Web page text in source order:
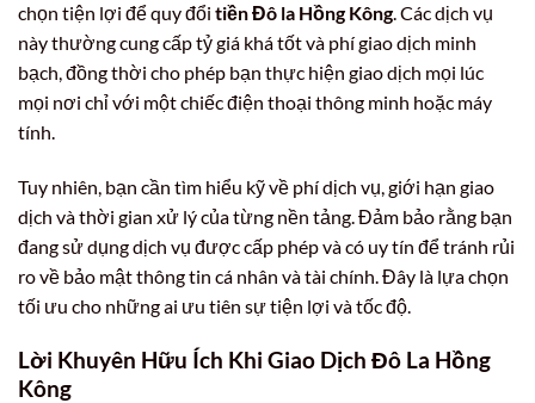
chọn tiện lợi để quy đổi tiền Đô la Hồng Kông. Các dịch vụ
này thường cung cấp tỷ giá khá tốt và phí giao dịch minh
bạch, đồng thời cho phép bạn thực hiện giao dịch mọi lúc
mọi nơi chỉ với một chiếc điện thoại thông minh hoặc máy
tính.
Tuy nhiên, bạn cần tìm hiểu kỹ về phí dịch vụ, giới hạn giao
dịch và thời gian xử lý của từng nền tảng. Đảm bảo rằng bạn
đang sử dụng dịch vụ được cấp phép và có uy tín để tránh rủi
ro về bảo mật thông tin cá nhân và tài chính. Đây là lựa chọn
tối ưu cho những ai ưu tiên sự tiện lợi và tốc độ.
Lời Khuyên Hữu Ích Khi Giao Dịch Đô La Hồng
Kông